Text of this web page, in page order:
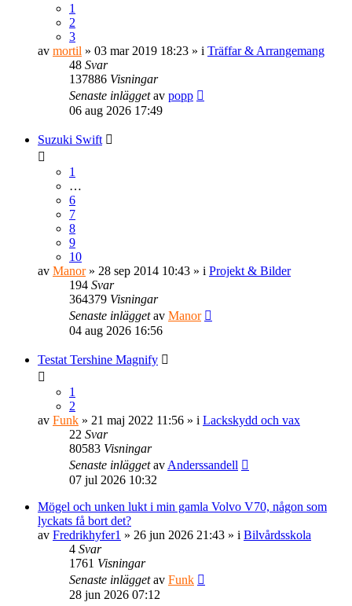
1
2
3
av mortil » 03 mar 2019 18:23 » i Träffar & Arrangemang
48 Svar
137886 Visningar
Senaste inläggetav popp
06 aug 2026 17:49
Suzuki Swift
1
…
6
7
8
9
10
av Manor» 28 sep 2014 10:43 » i Projekt & Bilder
194 Svar
364379 Visningar
Senaste inläggetav Manor
04 aug 2026 16:56
Testat Tershine Magnify
1
2
av Funk » 21 maj 2022 11:56 » i Lackskydd och vax
22 Svar
80583 Visningar
Senaste inläggetav Anderssandell
07 jul 2026 10:32
Mögel och unken lukt i min gamla Volvo V70, någon som
lyckats få bort det?
av Fredrikhyfer1 » 26 jun 2026 21:43 » i Bilvårdsskola
4 Svar
1761 Visningar
Senaste inläggetav Funk
28 jun 2026 07:12